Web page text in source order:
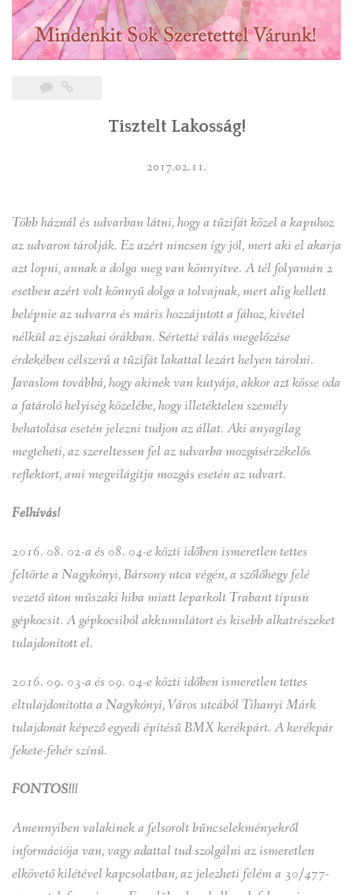
Tisztelt Lakosság!
2017.02.11.
Több háznál és udvarban látni, hogy a tűzifát közel a kapuhoz
az udvaron tárolják. Ez azért nincsen így jól, mert aki el akarja
azt lopni, annak a dolga meg van könnyítve. A tél folyamán 2
esetben azért volt könnyű dolga a tolvajnak, mert alig kellett
belépnie az udvarra és máris hozzájutott a fához, kivétel
nélkül az éjszakai órákban. Sértetté válás megelőzése
érdekében célszerű a tűzifát lakattal lezárt helyen tárolni.
Javaslom továbbá, hogy akinek van kutyája, akkor azt kösse oda
a fatároló helyiség közelébe, hogy illetéktelen személy
behatolása esetén jelezni tudjon az állat. Aki anyagilag
megteheti, az szereltessen fel az udvarba mozgásérzékelős
reflektort, ami megvilágítja mozgás esetén az udvart.
Felhívás!
2016. 08. 02-a és 08. 04-e közti időben ismeretlen tettes
feltörte a Nagykónyi, Bársony utca végén, a szőlőhegy felé
vezető úton műszaki hiba miatt leparkolt Trabant típusú
gépkocsit. A gépkocsiból akkumulátort és kisebb alkatrészeket
tulajdonított el.
2016. 09. 03-a és 09. 04-e közti időben ismeretlen tettes
eltulajdonította a Nagykónyi, Város utcából Tihanyi Márk
tulajdonát képező egyedi építésű BMX kerékpárt. A kerékpár
fekete-fehér színű.
FONTOS!!!
Amennyiben valakinek a felsorolt bűncselekményekről
információja van, vagy adattal tud szolgálni az ismeretlen
elkövető kilétével kapcsolatban, az jelezheti felém a 30/477-